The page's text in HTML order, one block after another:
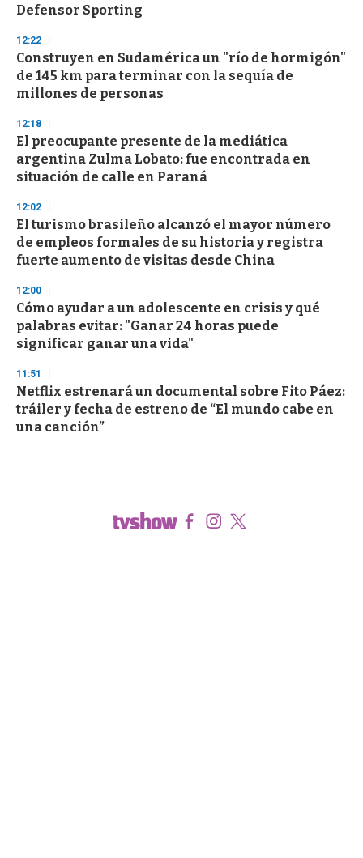
Defensor Sporting
12:22
Construyen en Sudamérica un "río de hormigón"
de 145 km para terminar con la sequía de
millones de personas
12:18
El preocupante presente de la mediática
argentina Zulma Lobato: fue encontrada en
situación de calle en Paraná
12:02
El turismo brasileño alcanzó el mayor número
de empleos formales de su historia y registra
fuerte aumento de visitas desde China
12:00
Cómo ayudar a un adolescente en crisis y qué
palabras evitar: "Ganar 24 horas puede
significar ganar una vida"
11:51
Netflix estrenará un documental sobre Fito Páez:
tráiler y fecha de estreno de “El mundo cabe en
una canción”